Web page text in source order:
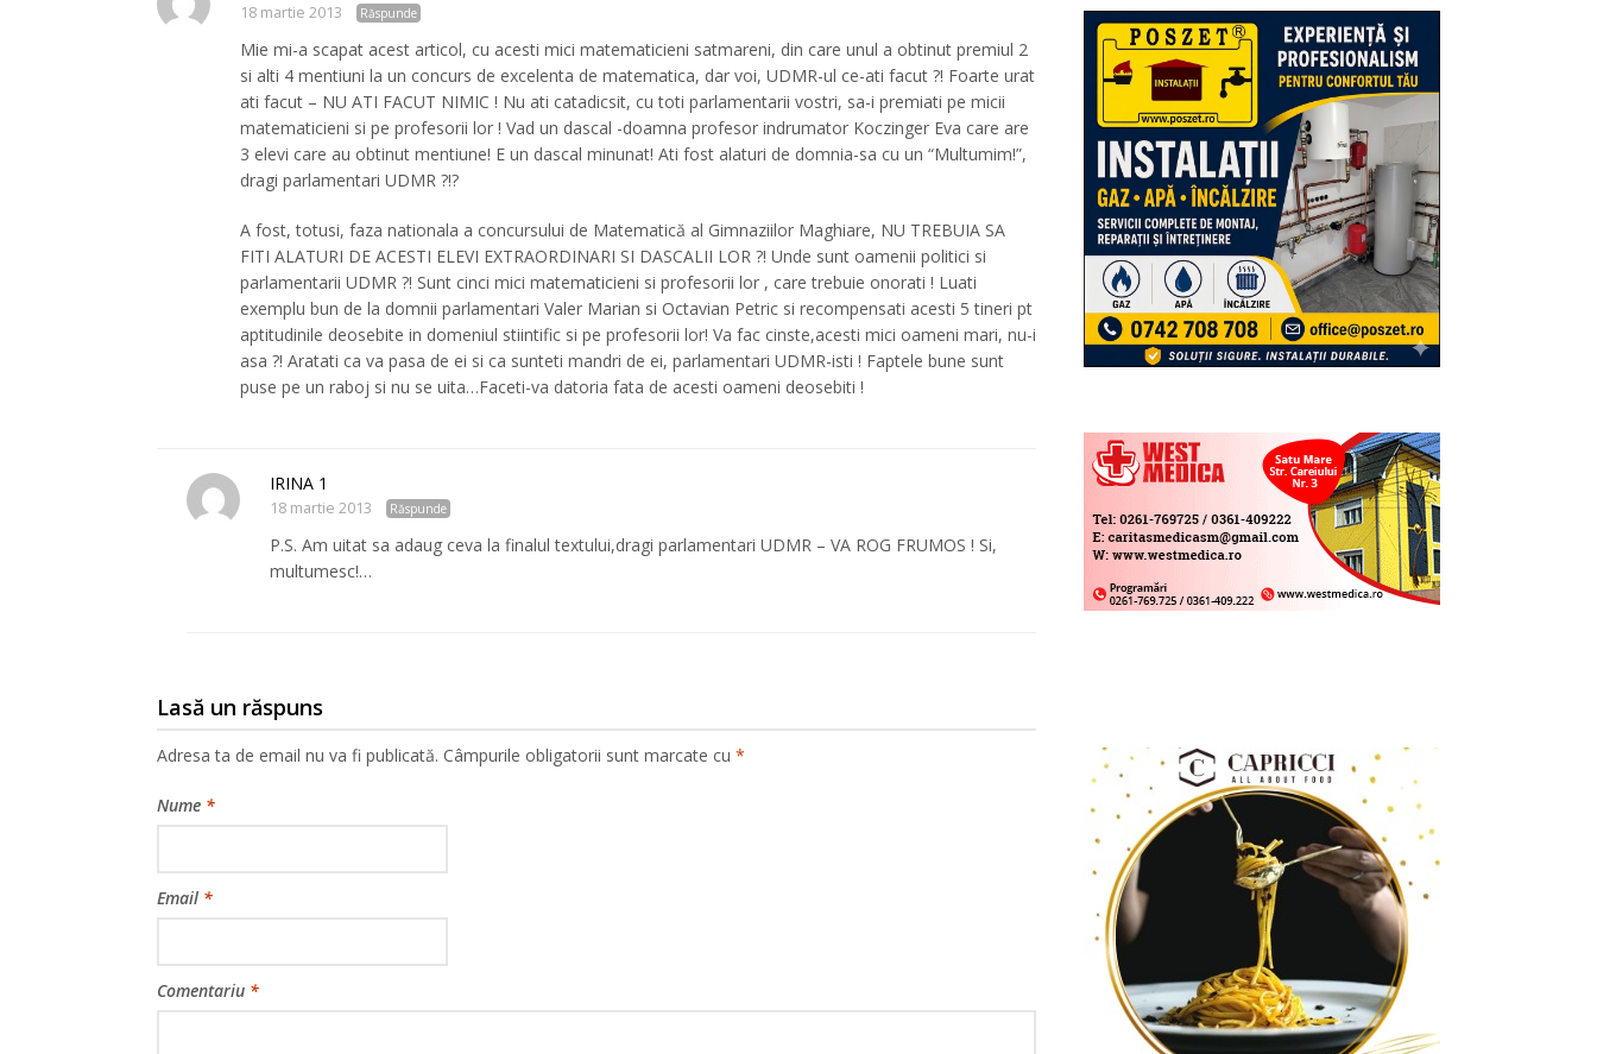
18 martie 2013 Răspunde
Mie mi-a scapat acest articol, cu acesti mici matematicieni satmareni, din care unul a obtinut premiul 2
si alti 4 mentiuni la un concurs de excelenta de matematica, dar voi, UDMR-ul ce-ati facut ?! Foarte urat
ati facut – NU ATI FACUT NIMIC ! Nu ati catadicsit, cu toti parlamentarii vostri, sa-i premiati pe micii
matematicieni si pe profesorii lor ! Vad un dascal -doamna profesor indrumator Koczinger Eva care are
3 elevi care au obtinut mentiune! E un dascal minunat! Ati fost alaturi de domnia-sa cu un “Multumim!”,
dragi parlamentari UDMR ?!?
A fost, totusi, faza nationala a concursului de Matematică al Gimnaziilor Maghiare, NU TREBUIA SA
FITI ALATURI DE ACESTI ELEVI EXTRAORDINARI SI DASCALII LOR ?! Unde sunt oamenii politici si
parlamentarii UDMR ?! Sunt cinci mici matematicieni si profesorii lor , care trebuie onorati ! Luati
exemplu bun de la domnii parlamentari Valer Marian si Octavian Petric si recompensati acesti 5 tineri pt
aptitudinile deosebite in domeniul stiintific si pe profesorii lor! Va fac cinste,acesti mici oameni mari, nu-i
asa ?! Aratati ca va pasa de ei si ca sunteti mandri de ei, parlamentari UDMR-isti ! Faptele bune sunt
puse pe un raboj si nu se uita…Faceti-va datoria fata de acesti oameni deosebiti !
IRINA 1
18 martie 2013 Răspunde
P.S. Am uitat sa adaug ceva la finalul textului,dragi parlamentari UDMR – VA ROG FRUMOS ! Si,
multumesc!…
Lasă un răspuns
Adresa ta de email nu va fi publicată. Câmpurile obligatorii sunt marcate cu *
Nume *
Email *
Comentariu *